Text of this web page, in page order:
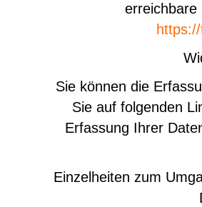
erreichbare
Sie können die
Sie auf folgenden
Erfassung Ihrer
Einzelheiten zum